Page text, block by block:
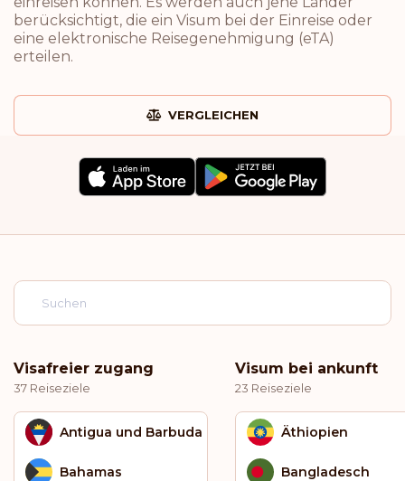
berücksichtigt, die ein Visum bei der Einreise oder
eine elektronische Reisegenehmigung (eTA)
erteilen.
VERGLEICHEN
Visafreier zugang
37 Reiseziele
Antigua und Barbuda
Bahamas
Visum bei ankunft
23 Reiseziele
Äthiopien
Bangladesch